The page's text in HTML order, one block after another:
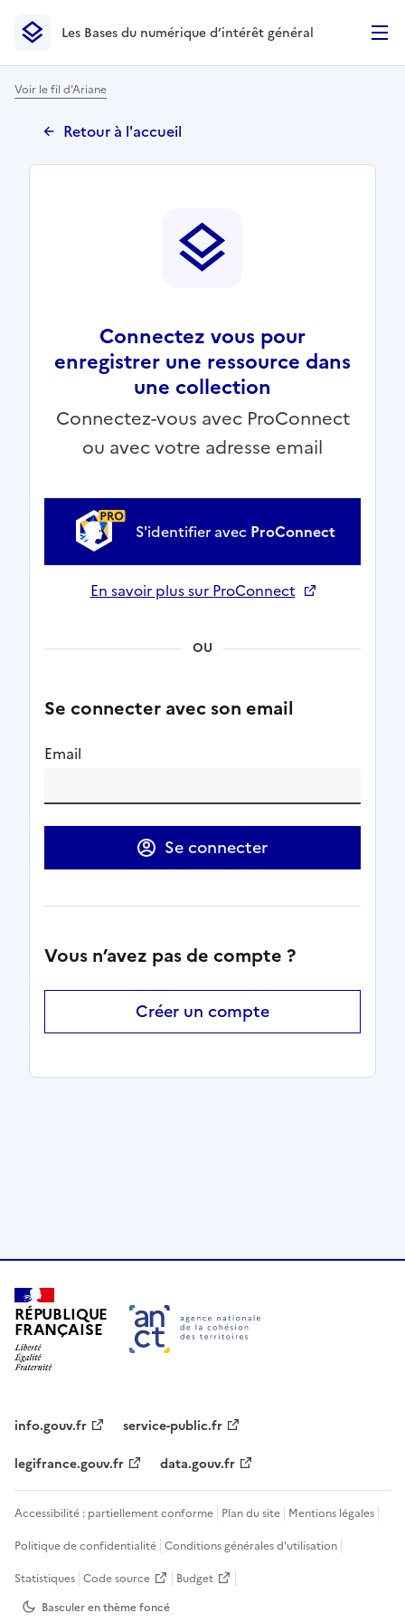
Les Bases du numérique d’intérêt général- Retour à la
Les Bases du numérique d’intérêt général
Voir le fil d'Ariane
Retour à l'accueil
Connectez vous pour
enregistrer une ressource dans
une collection
Connectez-vous avec ProConnect
ou avec votre adresse email
S'identifier avec ProConnect
En savoir plus sur ProConnect
OU
Se connecter avec son email
Email
Se connecter
Vous n’avez pas de compte ?
Créer un compte
RÉPUBLIQUE
FRANÇAISE
info.gouv.fr
service-public.fr
legifrance.gouv.fr
data.gouv.fr
Accessibilité : partiellement conforme Plan du site Mentions légales
Politique de confidentialité Conditions générales d'utilisation
Statistiques Code source
Budget
Basculer en thèmefoncé